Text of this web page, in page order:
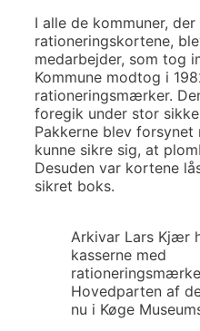
I alle de kommuner,
rationeringskortene,
medarbejder, som tog
Kommune modtog i
rationeringsmærker.
foregik under stor
Pakkerne blev forsynet
kunne sikre sig, at
Desuden var kortene
sikret boks.
Arkivar Lars Kjær
kasserne med
Hovedparten af
nu i Køge